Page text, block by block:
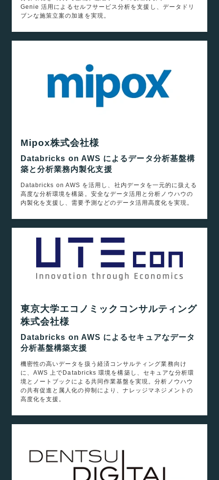
Genie 活用によるセルフサービス分析を支援し、データドリ
ブンな施策立案の加速を実現。
Mipox株式会社様
Databricks on AWS によるデータ分析基盤構
築と分析業務内製化支援
Databricks on AWS を活用し、社内データを一元的に扱える
高度な分析環境を構築。安全なデータ活用と分析ノウハウの
内製化を支援し、需要予測などのデータ活用高度化を実現。
東京大学エコノミックコンサルティング
株式会社様
Databricks on AWS によるセキュアなデータ
分析基盤構築支援
機密性の高いデータを扱う経済コンサルティング業務向け
に、AWS 上でDatabricks 環境を構築し、セキュアな分析環
境とノートブックによる共同作業基盤を実現。分析ノウハウ
の共有促進と属人化の抑制により、ナレッジマネジメントの
高度化を支援。